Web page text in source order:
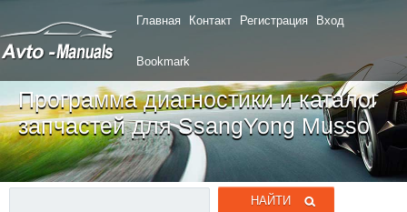
Главная Контакт Регистрация Вход
Bookmark
Программа диагностики и каталог
запчастей для SsangYong Musso